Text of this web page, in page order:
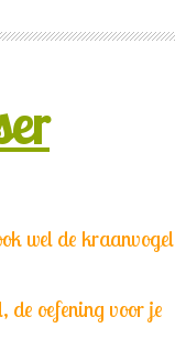
wel de kraanvogel
de oefening voor je